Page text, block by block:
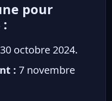
pour
30 octobre 2024.
: 7 novembre